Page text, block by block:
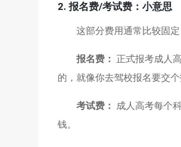
2. 报名费/考试费：小意思
这部分费用通常比较固定
报名费：
正式报考成人
的，就像你去驾校报名要交个
考试费：
成人高考每个
钱。